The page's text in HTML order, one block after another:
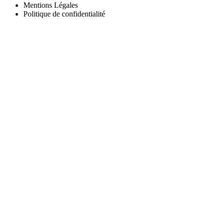
Mentions Légales
Politique de confidentialité